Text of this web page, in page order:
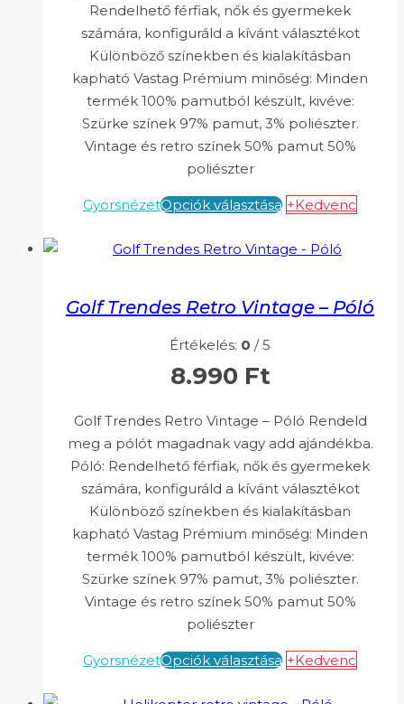
Rendelhető férfiak, nők és gyermekek
számára, konfiguráld a kívánt választékot
Különböző színekben és kialakításban
kapható Vastag Prémium minőség: Minden
termék 100% pamutból készült, kivéve:
Szürke színek 97% pamut, 3% poliészter.
Vintage és retro színek 50% pamut 50%
poliészter
GyorsnézetOpciók választása +Kedvenc
Golf Trendes Retro Vintage – Póló
Értékelés: 0 / 5
8.990 Ft
Golf Trendes Retro Vintage – Póló Rendeld
meg a pólót magadnak vagy add ajándékba.
Póló: Rendelhető férfiak, nők és gyermekek
számára, konfiguráld a kívánt választékot
Különböző színekben és kialakításban
kapható Vastag Prémium minőség: Minden
termék 100% pamutból készült, kivéve:
Szürke színek 97% pamut, 3% poliészter.
Vintage és retro színek 50% pamut 50%
poliészter
GyorsnézetOpciók választása +Kedvenc